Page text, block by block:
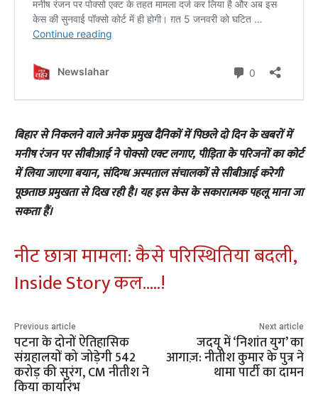
बिहार से निकलने वाले अनेक प्रमुख दैनिकों में पिछले दो दिन के खबरों में
मनीष रंजन पर सीबीआई ने पोक्सो एक्ट लगाए, पीड़िता के परिजनों का कोर्ट
में लिया जाएगा बयान, संदिग्ध अस्पताल संचालकों से सीबीआई करेगी
पूछताछ प्रमुखता से दिख रही है। यह इस केस के सकारात्मक पहलू माना जा
सकता हैं।
नीट छात्रा मामला: कैसे परिस्थितिया बदली,
Inside Story कल…..!
Previous article
पटना के दोनों ऐतिहासिक
संग्रहालयों को जोड़ेगी 542
करोड़ की सुरंग, CM नीतीश ने
किया कार्यारंभ
Next article
जदयू में ‘निशांत युग’ का
आगाज़: नीतीश कुमार के पुत्र ने
थामा पार्टी का दामन